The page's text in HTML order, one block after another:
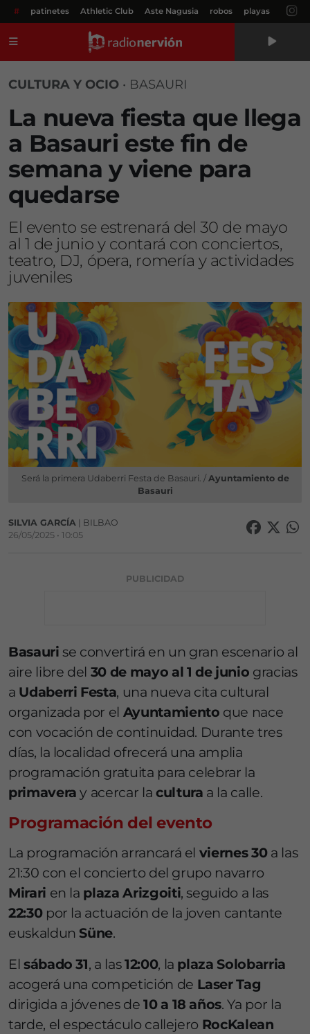
# patinetes Athletic Club Aste Nagusia robos playas
CULTURA Y OCIO • BASAURI
La nueva fiesta que llega
a Basauri este fin de
semana y viene para
quedarse
El evento se estrenará del 30 de mayo
al 1 de junio y contará con conciertos,
teatro, DJ, ópera, romería y actividades
juveniles
Será la primera Udaberri Festa de Basauri. / Ayuntamiento de
Basauri
SILVIA GARCÍA | BILBAO
26/05/2025 • 10:05
PUBLICIDAD
Basauri se convertirá en un gran escenario al
aire libre del 30 de mayo al 1 de junio gracias
a Udaberri Festa, una nueva cita cultural
organizada por el Ayuntamiento que nace
con vocación de continuidad. Durante tres
días, la localidad ofrecerá una amplia
programación gratuita para celebrar la
primavera y acercar la cultura a la calle.
Programación del evento
La programación arrancará el viernes 30a las
21:30 con el concierto del grupo navarro
Mirari en la plaza Arizgoiti, seguido a las
22:30por la actuación de la joven cantante
euskaldunSüne.
El sábado 31, a las12:00, la plaza Solobarria
acogerá una competición de Laser Tag
dirigida a jóvenes de10 a 18 años. Ya por la
tarde, el espectáculo callejero RocKalean